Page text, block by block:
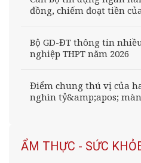
đồng, chiếm đoạt tiền
Bộ GD-ĐT thông tin
nghiệp THPT năm 2026
Điểm chung thú vị của
nghìn tỷ&amp;apos;
ẨM THỰC - SỨC